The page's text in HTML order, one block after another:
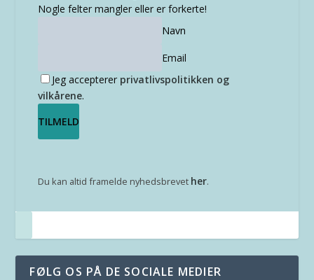
Nogle felter mangler eller er forkerte!
Navn
Email
Jeg accepterer privatlivspolitikken og
vilkårene.
Du kan altid framelde nyhedsbrevet her.
FØLG OS PÅ DE SOCIALE MEDIER